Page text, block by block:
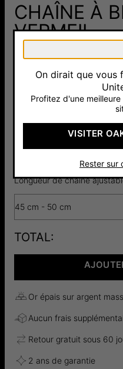
CHAÎNE À
VERMEIL
135 €
Pay with Klarna
7 Avis
80 €
90
Longueur de chaîne
45 cm - 50 cm
TOTAL:
Or épais sur argent
Aucun frais
Retour gratuit sous 60
2 ans de garantie
On dirait que vous
Profitez d'une
VISITER
Rester sur